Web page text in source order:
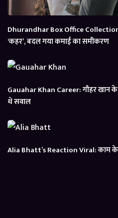
Dhurandhar Box Office
‘कहर’, बदल गया कमाई का समीकरण
Gauahar Khan Career: गौहर खान
थे सवाल
Alia Bhatt’s Reaction Viral: काम के